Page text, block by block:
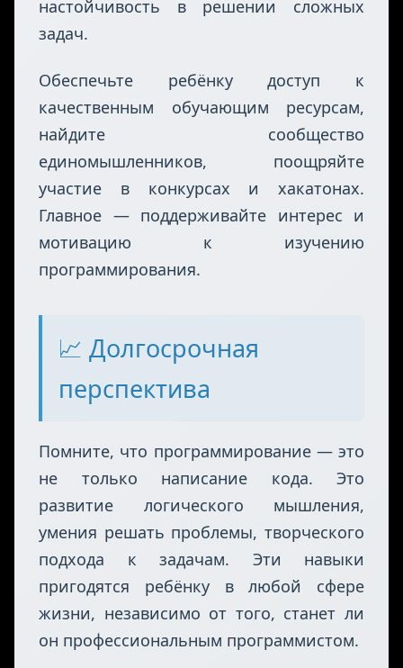
вы можете поддержать ребёнка.
Интересуйтесь его проектами,
задавайте вопросы о том, как работает
его программа, хвалите за проявленную
настойчивость в решении сложных
задач.
Обеспечьте ребёнку доступ к
качественным обучающим ресурсам,
найдите сообщество
единомышленников, поощряйте
участие в конкурсах и хакатонах.
Главное — поддерживайте интерес и
мотивацию к изучению
программирования.
📈 Долгосрочная
перспектива
Помните, что программирование — это
не только написание кода. Это
развитие логического мышления,
умения решать проблемы, творческого